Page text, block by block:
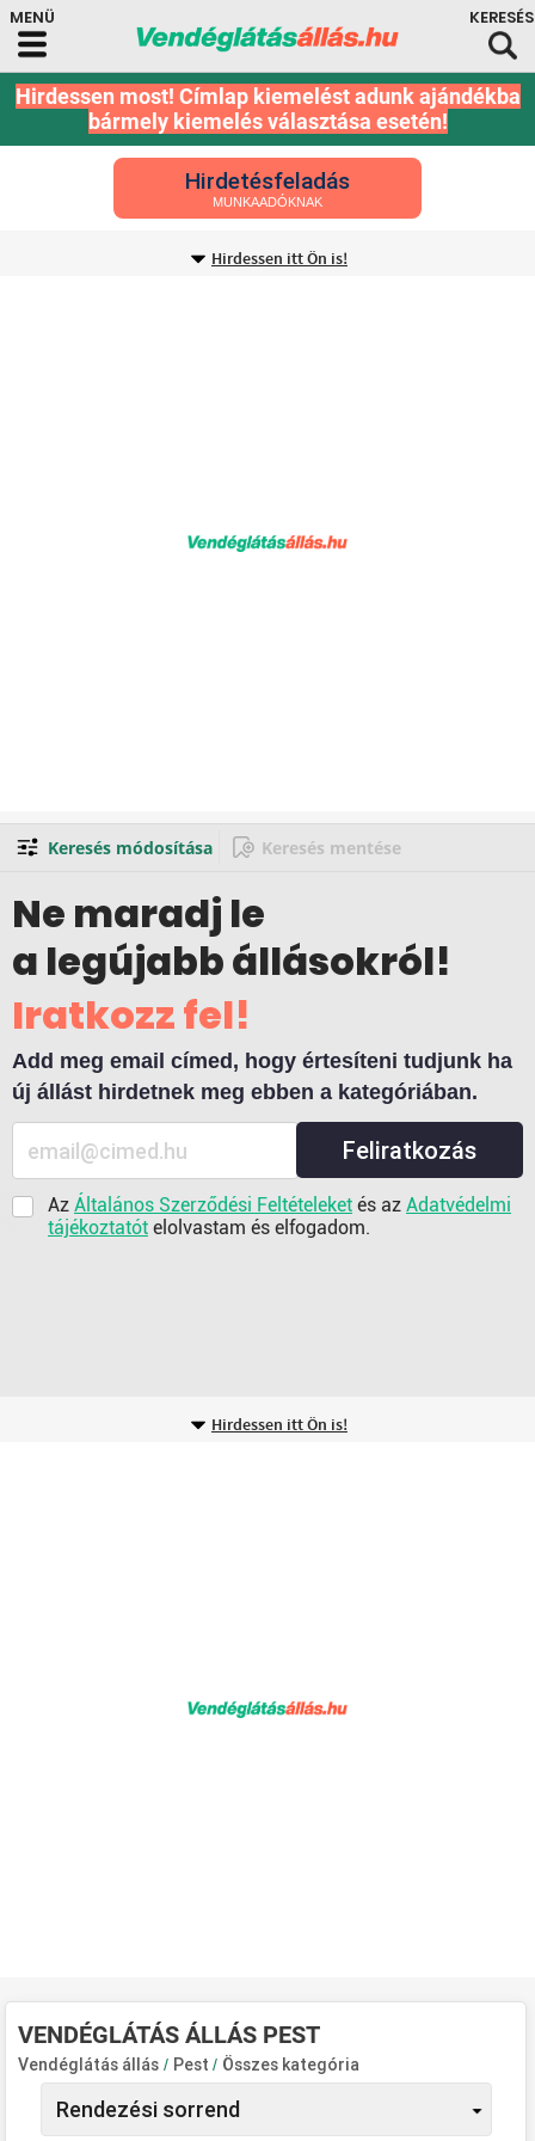
Hirdessen most! Címlap kiemelést adunk ajándékba
bármely kiemelés választása esetén!
Hirdetésfeladás
MUNKAADÓKNAK
Hirdessen itt Ön is!
Keresés módosítása Keresés mentése
Ne maradj le
a legújabb állásokról!
Iratkozz fel!
Add meg email címed, hogy értesíteni tudjunk ha
új állást hirdetnek meg ebben a kategóriában.
Feliratkozás
Az Általános Szerződési Feltételeket és az Adatvédelmi
tájékoztatót elolvastam és elfogadom.
Hirdessen itt Ön is!
VENDÉGLÁTÁS ÁLLÁS PEST
Vendéglátás állás / Pest/ Összes kategória